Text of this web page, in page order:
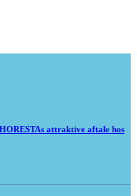
attraktive aftale hos